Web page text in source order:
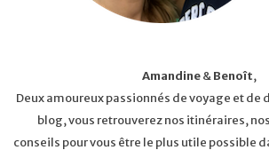
Amandine&Benoît,
Deux amoureux passionnés de voyage et de
blog, vous retrouverez nos itinéraires,
conseils pour vous être le plus utile possible